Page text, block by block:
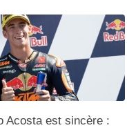
Acosta est sincère :